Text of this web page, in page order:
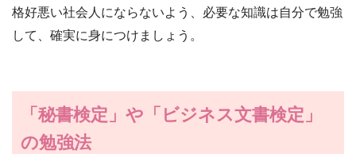
格好悪い社会人にならないよう、必要な知識は自分で勉強
して、確実に身につけましょう。
「秘書検定」や「ビジネス文書検定」
の勉強法